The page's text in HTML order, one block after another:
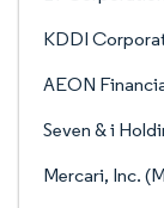
KDDI
AEON
Seven & i
Mercari, Inc.